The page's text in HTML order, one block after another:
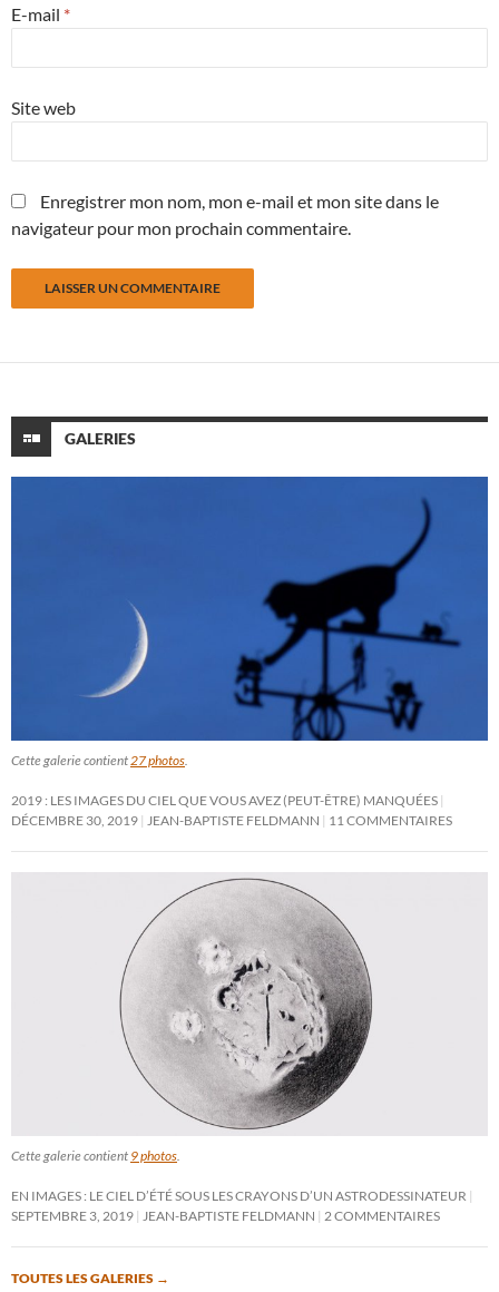
E-mail *
Site web
Enregistrer mon nom, mon e-mail et mon site dans le
navigateur pour mon prochain commentaire.
GALERIES
Cette galerie contient27 photos.
2019 : LES IMAGES DU CIEL QUE VOUS AVEZ (PEUT-ÊTRE) MANQUÉES
DÉCEMBRE 30, 2019 JEAN-BAPTISTE FELDMANN 11 COMMENTAIRES
Cette galerie contient 9 photos.
EN IMAGES : LE CIEL D’ÉTÉ SOUS LES CRAYONS D’UN ASTRODESSINATEUR
SEPTEMBRE 3, 2019 JEAN-BAPTISTE FELDMANN 2 COMMENTAIRES
TOUTES LES GALERIES →